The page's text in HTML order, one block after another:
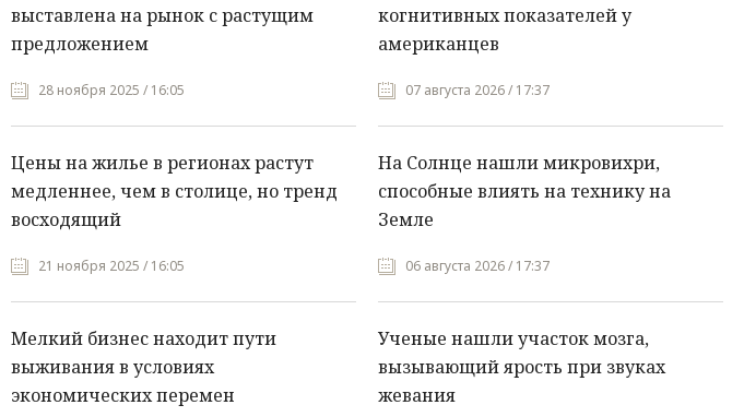
выставлена на рынок с растущим
предложением
28 ноября 2025 / 16:05
Цены на жилье в регионах растут
медленнее, чем в столице, но тренд
восходящий
21 ноября 2025 / 16:05
Мелкий бизнес находит пути
выживания в условиях
экономических перемен
когнитивных показателей у
американцев
07 августа 2026 / 17:37
На Солнце нашли микровихри,
способные влиять на технику на
Земле
06 августа 2026 / 17:37
Ученые нашли участок мозга,
вызывающий ярость при звуках
жевания